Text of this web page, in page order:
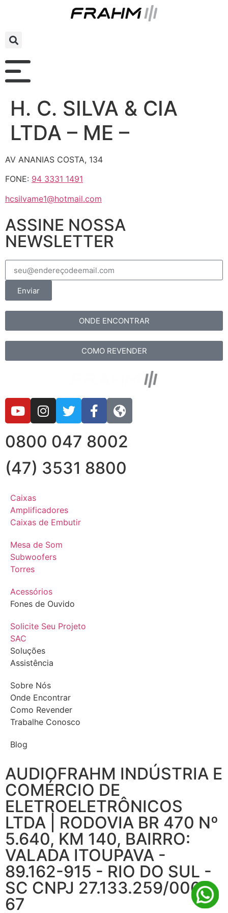
H. C. SILVA & CIA
LTDA – ME –
AV ANANIAS COSTA, 134
FONE: 94 3331 1491
hcsilvame1@hotmail.com
ASSINE NOSSA
NEWSLETTER
Enviar
ONDE ENCONTRAR
COMO REVENDER
0800 047 8002
(47) 3531 8800
Caixas
Amplificadores
Caixas de Embutir
Mesa de Som
Subwoofers
Torres
Acessórios
Fones de Ouvido
Solicite Seu Projeto
SAC
Soluções
Assistência
Sobre Nós
Onde Encontrar
Como Revender
Trabalhe Conosco
Blog
AUDIOFRAHM INDÚSTRIA E
COMÉRCIO DE
ELETROELETRÔNICOS
LTDA | RODOVIA BR 470 Nº
5.640, KM 140, BAIRRO:
VALADA ITOUPAVA -
89.162-915 - RIO DO SUL -
SC CNPJ 27.133.259/0001-
67